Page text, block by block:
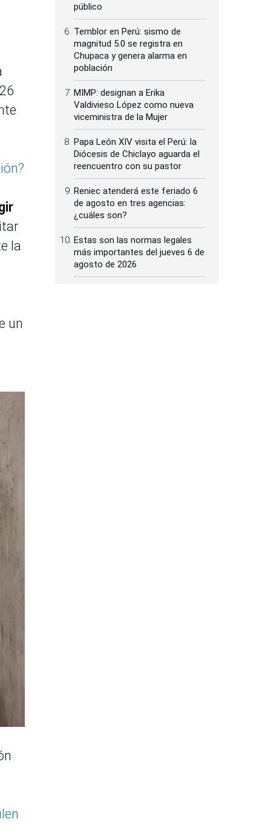
la
un
público
Temblor en Perú: sismo de
magnitud 5.0 se registra en
Chupaca y genera alarma en
población
MIMP: designan a Erika
Valdivieso López como nueva
viceministra de la Mujer
Papa León XIV visita el Perú: la
Diócesis de Chiclayo aguarda el
reencuentro con su pastor
Reniec atenderá este feriado 6
de agosto en tres agencias:
¿cuáles son?
Estas son las normas legales
más importantes del jueves 6 de
agosto de 2026